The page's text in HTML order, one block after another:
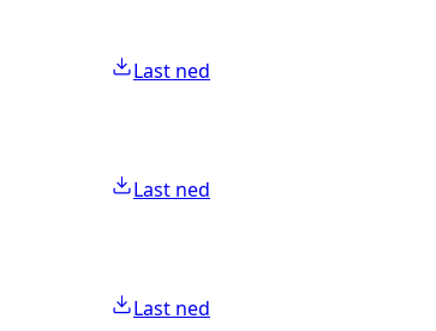
Last ned
Last ned
Last ned